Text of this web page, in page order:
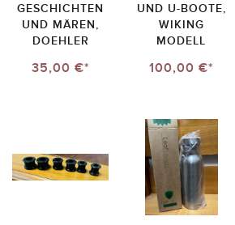
GESCHICHTEN
UND MÄREN,
DOEHLER
35,00 €*
UND U-BOOTE,
WIKING
MODELL
100,00 €*